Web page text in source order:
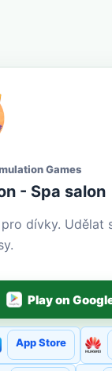
Games
- Spa salon
pro dívky. Udělat
Play on
App Store